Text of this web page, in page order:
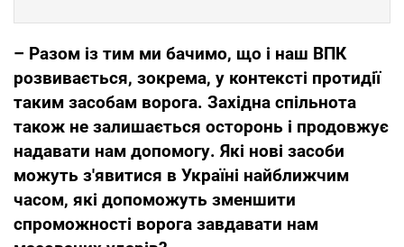
– Разом із тим ми бачимо, що і наш ВПК
розвивається, зокрема, у контексті протидії
таким засобам ворога. Західна спільнота
також не залишається осторонь і продовжує
надавати нам допомогу. Які нові засоби
можуть з'явитися в Україні найближчим
часом, які допоможуть зменшити
спроможності ворога завдавати нам